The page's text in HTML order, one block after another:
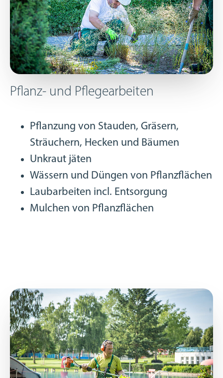
Pflanz- und Pflegearbeiten
Pflanzung von Stauden, Gräsern,
Sträuchern, Hecken und Bäumen
Unkraut jäten
Wässern und Düngen von Pflanzflächen
Laubarbeiten incl. Entsorgung
Mulchen von Pflanzflächen